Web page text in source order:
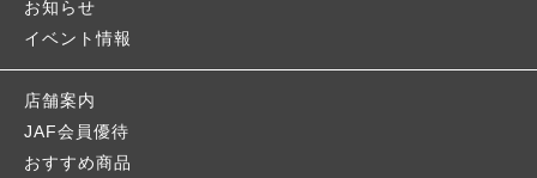
お知らせ
イベント情報
店舗案内
JAF会員優待
おすすめ商品